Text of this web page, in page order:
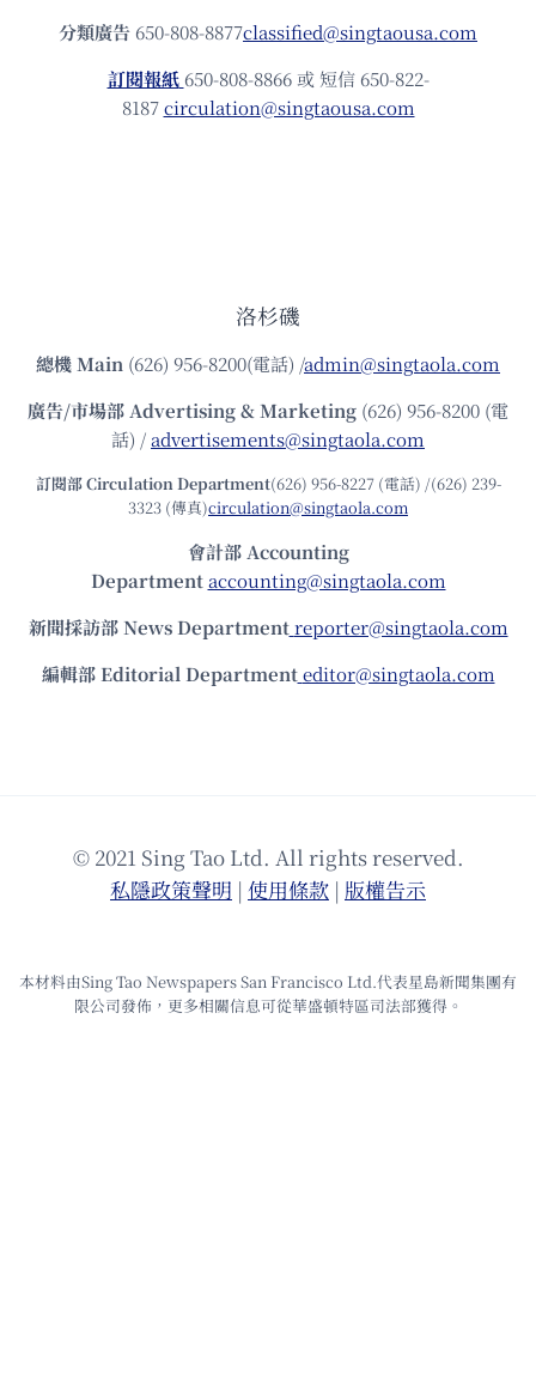
分類廣告 650-808-8877classified@singtaousa.com
訂閱報紙 650-808-8866 或 短信 650-822-
8187circulation@singtaousa.com
洛杉磯
總機Main (626) 956-8200(電話) /admin@singtaola.com
廣告/市場部Advertising & Marketing (626) 956-8200 (電
話) /advertisements@singtaola.com
訂閱部 Circulation Department(626) 956-8227 (電話) /(626) 239-
3323 (傳真)circulation@singtaola.com
會計部 Accounting
Department accounting@singtaola.com
新聞採訪部 News Department reporter@singtaola.com
編輯部 Editorial Department editor@singtaola.com
© 2021 Sing Tao Ltd. All rights reserved.
私隱政策聲明 | 使⽤條款 | 版權告⽰
本材料由Sing Tao Newspapers San Francisco Ltd.代表星島新聞集團有
限公司發佈，更多相關信息可從華盛頓特區司法部獲得。